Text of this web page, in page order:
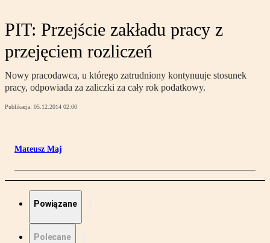
PIT: Przejście zakładu pracy z
przejęciem rozliczeń
Nowy pracodawca, u którego zatrudniony kontynuuje stosunek
pracy, odpowiada za zaliczki za cały rok podatkowy.
Publikacja: 05.12.2014 02:00
Mateusz Maj
Powiązane
Polecane